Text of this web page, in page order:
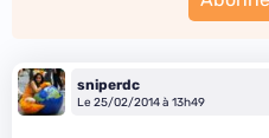
sniperdc
Le 25/02/2014 à 13h49